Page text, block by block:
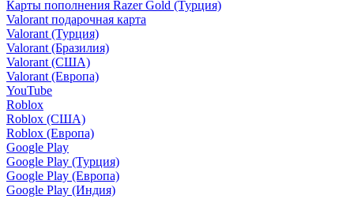
Карты пополнения Razer Gold (Турция)
Valorant подарочная карта
Valorant (Турция)
Valorant (Бразилия)
Valorant (США)
Valorant (Европа)
YouTube
Roblox
Roblox (США)
Roblox (Европа)
Google Play
Google Play (Турция)
Google Play (Европа)
Google Play (Индия)